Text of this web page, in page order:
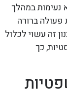
במהלך
ברורה
זה עשוי לכלול
כך